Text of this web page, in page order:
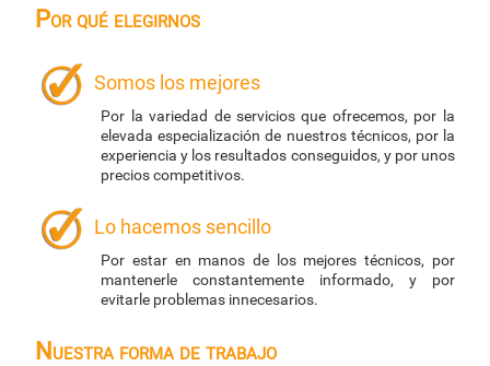
Por qué elegirnos
Somos los mejores
Por la variedad de servicios que ofrecemos, por la
elevada especialización de nuestros técnicos, por la
experiencia y los resultados conseguidos, y por unos
precios competitivos.
Lo hacemos sencillo
Por estar en manos de los mejores técnicos, por
mantenerle constantemente informado, y por
evitarle problemas innecesarios.
Nuestra forma de trabajo